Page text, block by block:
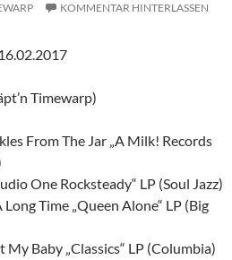
KOMMENTAR HINTERLASSEN
Timewarp)
From The Jar „A Milk! Records
One Rocksteady“ LP (Soul Jazz)
Long Time „Queen Alone“ LP (Big
My Baby „Classics“ LP (Columbia)